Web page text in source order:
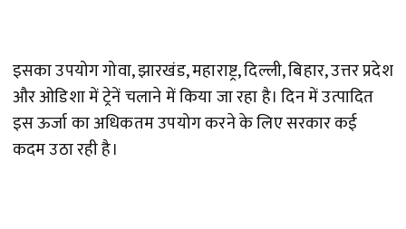
इसका उपयोग गोवा, झारखंड, महाराष्ट्र, दिल्ली, बिहार, उत्तर प्रदेश
और ओडिशा में ट्रेनें चलाने में किया जा रहा है। दिन में उत्पादित
इस ऊर्जा का अधिकतम उपयोग करने के लिए सरकार कई
कदम उठा रही है।